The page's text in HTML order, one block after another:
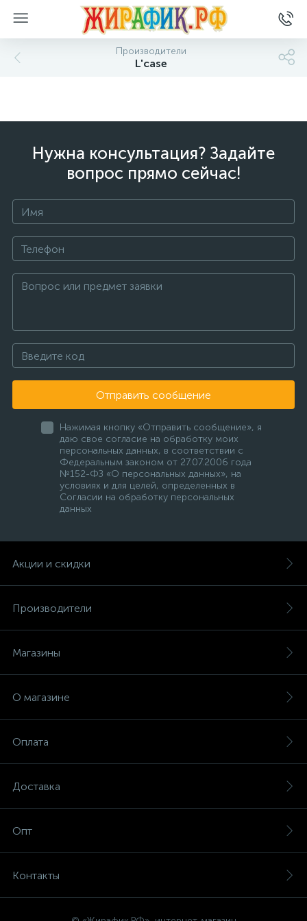
Производители
L'case
Нужна консультация? Задайте
вопрос прямо сейчас!
Отправить сообщение
Нажимая кнопку «Отправить сообщение», я
даю свое согласие на обработку моих
персональных данных, в соответствии с
Федеральным законом от 27.07.2006 года
№152-ФЗ «О персональных данных», на
условиях и для целей, определенных в
Согласии на обработку персональных
данных
Акции и скидки
Производители
Магазины
О магазине
Оплата
Доставка
Опт
Контакты